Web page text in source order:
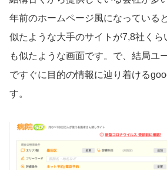
年前のホームページ風になっている
似たような大手のサイトが7,8社くら
も似たような画面です。で、結局ユ
ですぐに目的の情報に辿り着ける
す。